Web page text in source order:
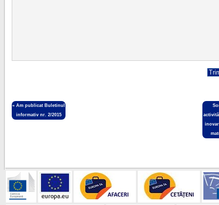
«Am publicat Buletinul
informativ nr. 2/2015